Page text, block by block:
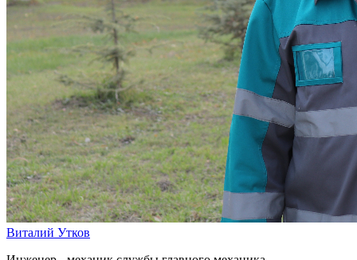
Виталий Утков